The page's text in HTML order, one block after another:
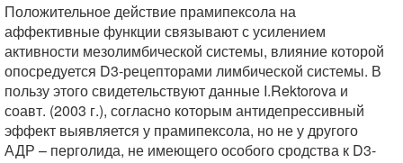
Положительное действие прамипексола на
аффективные функции связывают с усилением
активности мезолимбической системы, влияние которой
опосредуется D3-рецепторами лимбической системы. В
пользу этого свидетельствуют данные I.Rektorova и
соавт. (2003 г.), согласно которым антидепрессивный
эффект выявляется у прамипексола, но не у другого
АДР – перголида, не имеющего особого сродства к D3-